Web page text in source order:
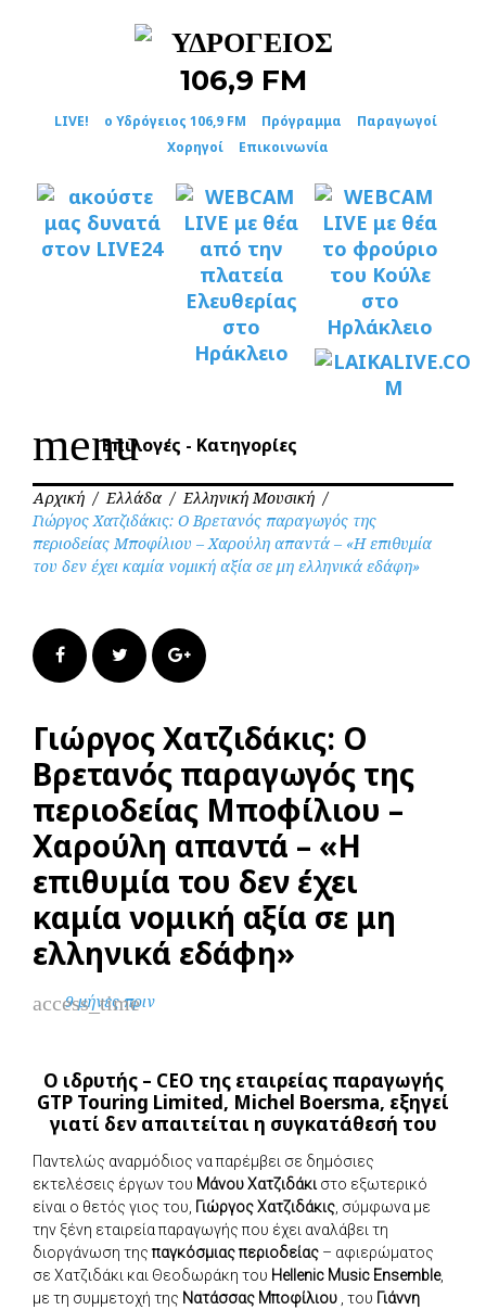
LIVE! ο Υδρόγειος 106,9 FM Πρόγραμμα
Παραγωγοί
Χορηγοί
Επικοινωνία
menuΕπιλογές - Κατηγορίες
Αρχική / Ελλάδα / Ελληνική Μουσική /
Γιώργος Χατζιδάκις: Ο Βρετανός παραγωγός της
περιοδείας Μποφίλιου – Χαρούλη απαντά – «Η επιθυμία
του δεν έχει καμία νομική αξία σε μη ελληνικά εδάφη»
FacebookTwitter Google+
Γιώργος Χατζιδάκις: Ο
Βρετανός παραγωγός της
περιοδείας Μποφίλιου –
Χαρούλη απαντά – «Η
επιθυμία του δεν έχει
καμία νομική αξία σε μη
ελληνικά εδάφη»
access_time
9 μήνες πριν
Ο ιδρυτής – CEO της εταιρείας παραγωγής
GTP Touring Limited, Michel Boersma, εξηγεί
γιατί δεν απαιτείται η συγκατάθεσή του
Παντελώς αναρμόδιος να παρέμβει σε δημόσιες
εκτελέσεις έργων του Μάνου Χατζιδάκι στο εξωτερικό
είναι ο θετός γιος του, Γιώργος Χατζιδάκις , σύμφωνα με
την ξένη εταιρεία παραγωγής που έχει αναλάβει τη
διοργάνωση τηςπαγκόσμιας περιοδείας – αφιερώματος
σε Χατζιδάκι και Θεοδωράκη του Hellenic Music Ensemble,
με τη συμμετοχή της Νατάσσας Μποφίλιου , του Γιάννη